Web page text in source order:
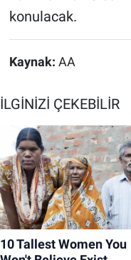
konulacak.
Kaynak: AA